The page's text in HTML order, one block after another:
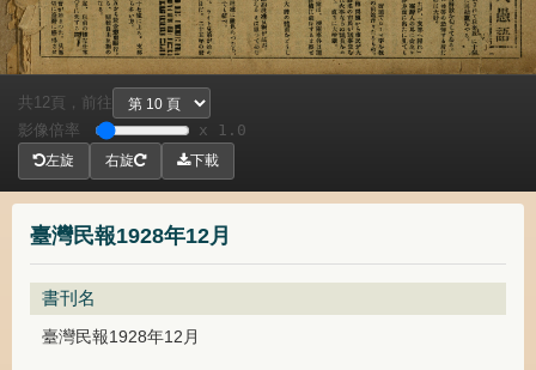
臺灣民報1928年12月
書刊名
臺灣民報1928年12月
共 12頁，
前往
影像倍率
x 1.0
左旋 右旋 下載